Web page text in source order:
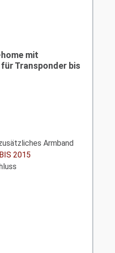
mit
Transponder bis
Armband
2015